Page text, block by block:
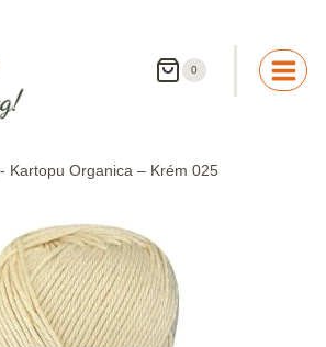
0
- Kartopu Organica – Krém 025